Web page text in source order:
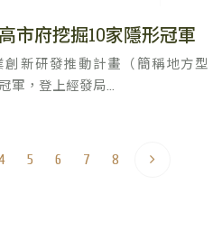
市府挖掘10家隱形冠軍
新研發推動計畫（簡稱地方型
軍，登上經發局...
5 6 7 8